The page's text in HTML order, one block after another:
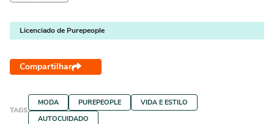
Licenciado de Purepeople
Compartilhar
TAGS
MODA PUREPEOPLE
VIDA E ESTILO
AUTOCUIDADO